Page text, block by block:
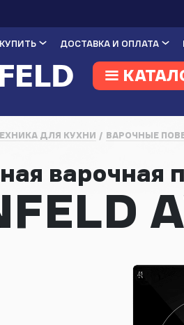
ДОСТАВКА И ОПЛАТА
ДЛЯ КУХНИ ВАРОЧНЫЕ
варочная